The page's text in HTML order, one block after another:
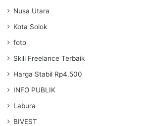
Nusa Utara
Kota Solok
foto
Skill Freelance Terbaik
Harga Stabil Rp4.500
INFO PUBLIK
Labura
BIVEST